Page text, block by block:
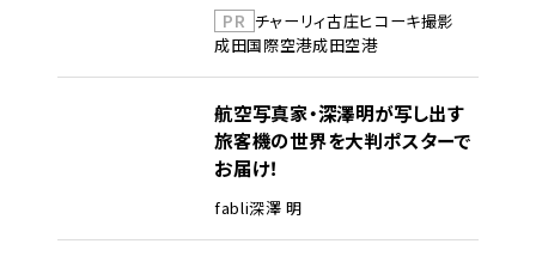
PR チャーリィ古庄ヒコーキ撮影
成田国際空港成田空港
航空写真家・深澤明が写し出す
旅客機の世界を大判ポスターで
お届け！
fabli深澤 明